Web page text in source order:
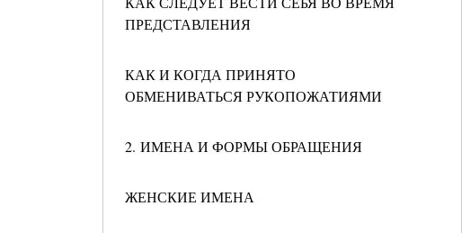
ПРЕДСТАВЛЕНИЯ
КАК И КОГДА ПРИНЯТО
ОБМЕНИВАТЬСЯ РУКОПОЖАТИЯМИ
2. ИМЕНА И ФОРМЫ ОБРАЩЕНИЯ
ЖЕНСКИЕ ИМЕНА